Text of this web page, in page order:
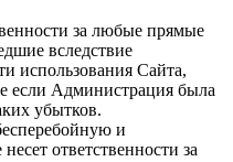
за любые прямые
вследствие
использования Сайта,
если Администрация была
убытков.
и
ответственности за